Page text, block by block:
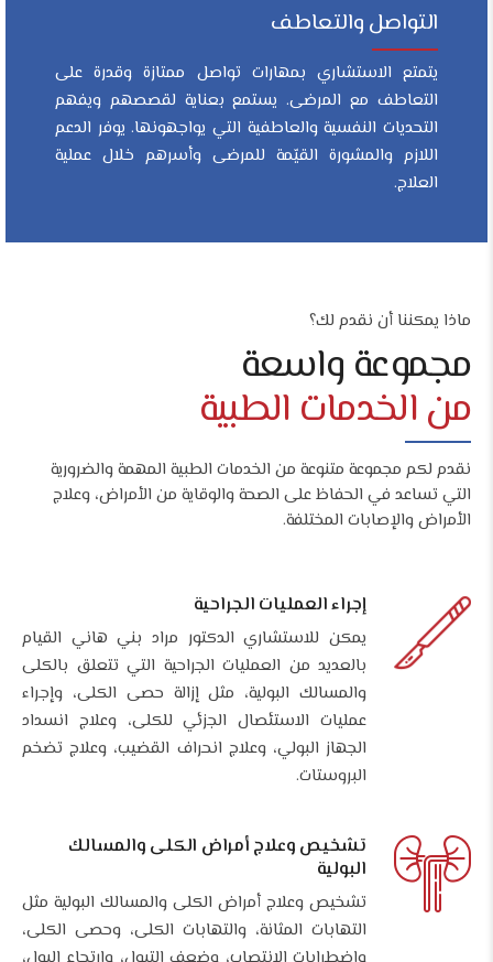
التواصل والتعاطف
يتمتع الاستشاري بمهارات تواصل ممتازة وقدرة على
التعاطف مع المرضى. يستمع بعناية لقصصهم ويفهم
التحديات النفسية والعاطفية التي يواجهونها. يوفر الدعم
اللازم والمشورة القيّمة للمرضى وأسرهم خلال عملية
العلاج.
ماذا يمكننا أن نقدم لك؟
مجموعة واسعة
من الخدمات الطبية
نقدم لكم مجموعة متنوعة من الخدمات الطبية المهمة والضرورية
التي تساعد في الحفاظ على الصحة والوقاية من الأمراض، وعلاج
الأمراض والإصابات المختلفة.
إجراء العمليات الجراحية
يمكن للاستشاري الدكتور مراد بني هاني القيام
بالعديد من العمليات الجراحية التي تتعلق بالكلى
والمسالك البولية، مثل إزالة حصى الكلى، وإجراء
عمليات الاستئصال الجزئي للكلى، وعلاج انسداد
الجهاز البولي، وعلاج انحراف القضيب، وعلاج تضخم
البروستات.
تشخيص وعلاج أمراض الكلى والمسالك
البولية
تشخيص وعلاج أمراض الكلى والمسالك البولية مثل
التهابات المثانة، والتهابات الكلى، وحصى الكلى،